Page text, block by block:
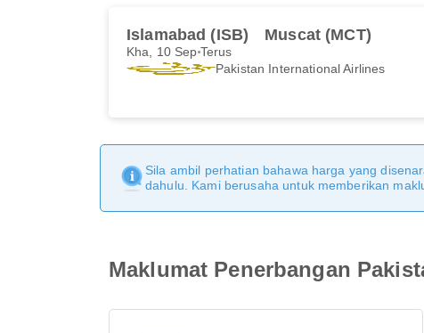
Islamabad (ISB) Muscat (MCT)
Kha, 10 Sep Terus
Pakistan International Airlines
Sila ambil perhatian bahawa harga yang
dahulu. Kami berusaha untuk memberikan
Maklumat Penerbangan